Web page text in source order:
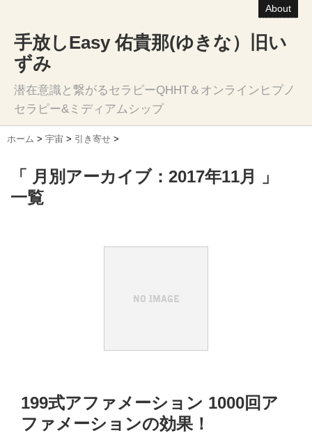
About
手放しEasy 佑貴那(ゆきな）旧い
ずみ
潜在意識と繋がるセラピーQHHT＆オンラインヒプノ
セラピー&ミディアムシップ
ホーム > 宇宙 > 引き寄せ >
「 月別アーカイブ：2017年11月 」
一覧
199式アファメーション 1000回ア
ファメーションの効果！